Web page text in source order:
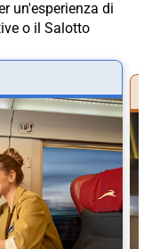
un'esperienza di
o il Salotto